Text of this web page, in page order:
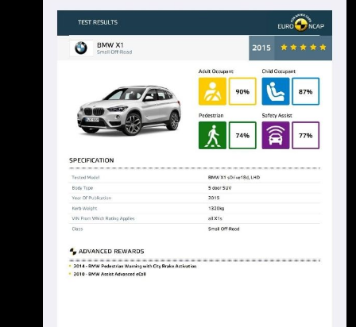
時買了一台X1 F48 小改款給他上下班接送小孩
子 。 初心跟選他的理由很簡單 1.豪華品牌「應
該」不會偷安全配備 2.比起NX X1的外型另外一
半喜歡 看到GO車誌影片去採訪BMW，結果不
予拍攝之後，就覺得有鬼，一看才知道，原來
BMW連這 種安全配備都要偷？？？？？
https://i.mopix.cc/gG2Nj9.jpg 雖然是X1定位就
是入門車，但你好歹也是豪華品牌